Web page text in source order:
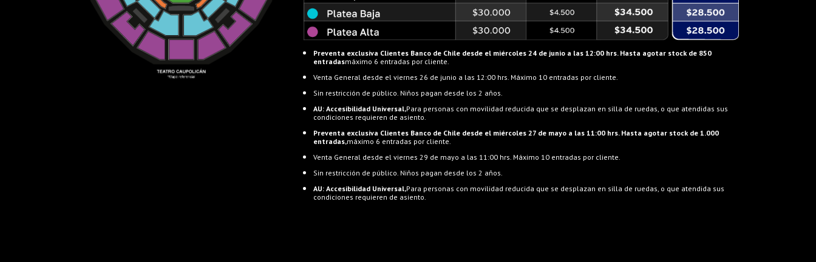
Preventa exclusiva Clientes Banco de Chile desde el miércoles 24 de junio a las 12:00 hrs. Hasta agotar stock de 850
entradasmáximo 6 entradas por cliente.
Venta General desde el viernes 26 de junio a las 12:00 hrs. Máximo 10 entradas por cliente.
Sin restricción de público. Niños pagan desde los 2 años.
AU: Accesibilidad Universal,Para personas con movilidad reducida que se desplazan en silla de ruedas, o que atendidas sus
condiciones requieren de asiento.
Preventa exclusiva Clientes Banco de Chile desde el miércoles 27 de mayo a las 11:00 hrs. Hasta agotar stock de 1.000
entradas,máximo 6 entradas por cliente.
Venta General desde el viernes 29 de mayo a las 11:00 hrs. Máximo 10 entradas por cliente.
Sin restricción de público. Niños pagan desde los 2 años.
AU: Accesibilidad Universal,Para personas con movilidad reducida que se desplazan en silla de ruedas, o que atendida sus
condiciones requieren de asiento.